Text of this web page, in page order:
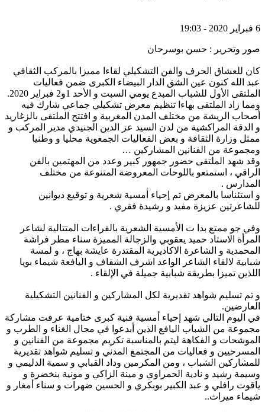
6 فبراير 2020 - 19:03
صور وتحرير : حسن بوسرحان
كان للعشاق الحرف والفن التشكيلي لقاءا مميزا بالمركب الثقافي
عبد الله كنون عين الشق الدار البيضاء الكبرى ضمن فعاليات
الملتقى الأول للشباب المبدع يومي السبت و الأحد 1و2 فبراير 2020.
ومما زاد الملتقى بهاءا تنظيم معرض تشكيلي جماعي شارك فيه
أصحاب الريشة من مختلف المدن المغربية و افتتح الملتقى بالزغاريد
و الدقة المراكشية من لدن السيد عز الدين الجنيدي مدير المركب و
ممثل وزارة الثقافة و بعض الفعاليات الجمعوية محليا و وطنيا
ومجموعة من الفنانين المشاركين …
وقد شهد الملتقى حضور جمهور كبير وعدد من المهتمين بالفن
الراقي ، استمتعو باللوحات المعروضة المتنوعة من مختلف
المدارس .
و استئناسا بالمعرض تم إحياء أمسية شعرية و توقيع ديوانين
للشاعرتين عزيزة مفيد و رشيدة فقري .
وفي جو ممتع بدا ت الأمسية الشعرية بالقراءات المتتالية لشاعر
المرأة الاستاد حميد يعقوبي والزجالة المميزة سناء مطر فراشة
المحمدية و الشاعرة الاكاديرية المقتدرة عايشة بهاج ، و لمسة
شبابية لالقاء الشاعر الواعد اشرف الشقاف و اليافعة شيماء بويا
اللذين تميزا بطريقة شبابية جميلة في الإلقاء .
و تم تسليم شواهد تقديرية لكل المشاركين و الفنانين التشكيلية
العارضين.
في اليوم التالي شهد إحياء أمسية فنية كبرى ختامية عرفت مشاركة
مجموعة من الشباب اليافع الذين أبدعوا في مجال الغناء و الطرب و
الموشحات و الفكاهة ليتم بالمناسبة تكريم مجموعة من الفنانين و
المسرحيين و فعاليات من المجتمع المدني و تسليم شواهد تقديرية
للمشاركين الشباب ، ومن المكرمين وداد القبابي و سمية الدليمي و
وسيمة رشيد و نادية الحمراوي و مينة الزاكي و مونية بنخضرة و
ياقوت رافلي و عبد الكبير بوبكري و الحسين ضهرات و سناء أمغار و
شيماء ميراث..